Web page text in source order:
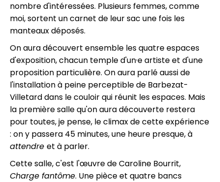
nombre d'intéressées. Plusieurs femmes, comme
moi, sortent un carnet de leur sac une fois les
manteaux déposés.
On aura découvert ensemble les quatre espaces
d'exposition, chacun temple d'un·e artiste et d'une
proposition particulière. On aura parlé aussi de
l'installation à peine perceptible de Barbezat-
Villetard dans le couloir qui réunit les espaces. Mais
la première salle qu'on aura découverte restera
pour toutes, je pense, le climax de cette expérience
: on y passera 45 minutes, une heure presque, à
attendre et à parler.
Cette salle, c'est l'œuvre de Caroline Bourrit,
Charge fantôme. Une pièce et quatre bancs